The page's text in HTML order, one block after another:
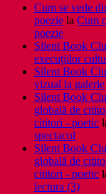
Cum se vede
poezie la Cum
poezie
Silent Book
execuţiilor
Silent Book
vizual la galerie
Silent Book
globală de
cititori - poetic
spectacol
Silent Book
globală de
cititori - poetic
lectura (3)